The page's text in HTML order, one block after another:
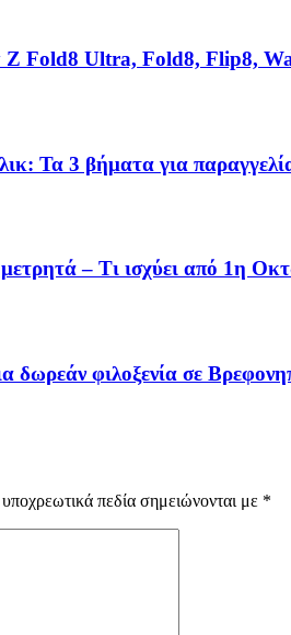
Fold8 Ultra, Fold8, Flip8,
Τα 3 βήματα για
– Τι ισχύει από 1η
δωρεάν φιλοξενία σε
πεδία σημειώνονται με *